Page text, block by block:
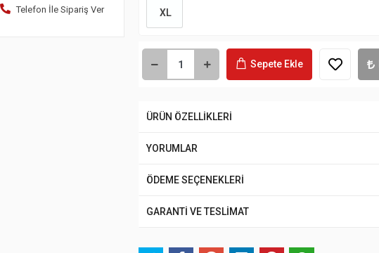
Telefon İle Sipariş Ver XL
Sepete Ekle
ÜRÜN ÖZELLİKLERİ
YORUMLAR
ÖDEME SEÇENEKLERİ
GARANTİ VE TESLİMAT